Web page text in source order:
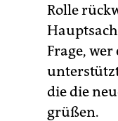
Rolle
Frage,
die die
grüßen.